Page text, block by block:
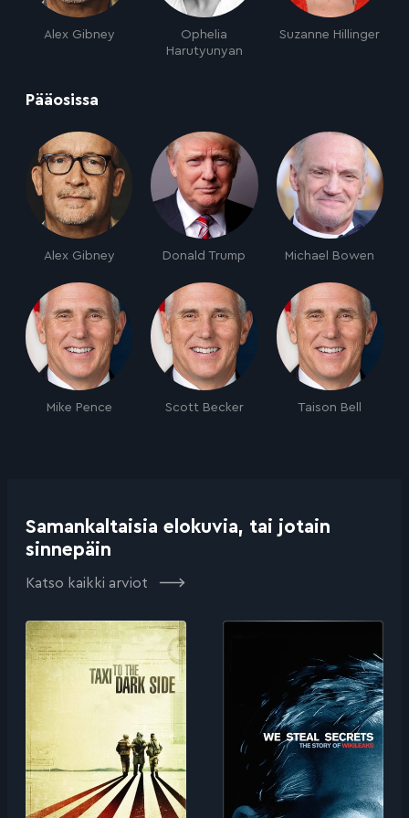
Alex Gibney
Ophelia
Harutyunyan
Suzanne Hillinger
Pääosissa
Alex Gibney Donald Trump Michael Bowen
Mike Pence Scott Becker Taison Bell
Samankaltaisia elokuvia, tai jotain
sinnepäin
Katso kaikki arviot